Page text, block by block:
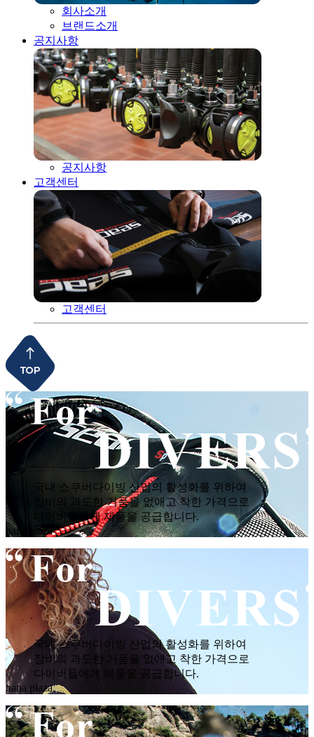
회사소개
브랜드소개
공지사항
공지사항
고객센터
고객센터
국내 스쿠버다이빙 산업의 활성화를 위하여
장비의 과도한 거품을 없애고 착한 가격으로
다이버들에게 제품을 공급합니다.
hana plaza
국내 스쿠버다이빙 산업의 활성화를 위하여
장비의 과도한 거품을 없애고 착한 가격으로
다이버들에게 제품을 공급합니다.
hana plaza